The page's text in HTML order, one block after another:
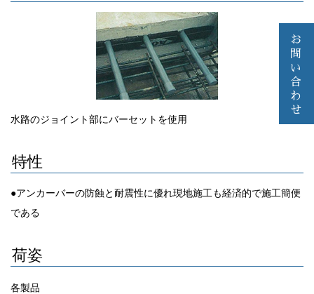
お
問
い
合
わ
せ
水路のジョイント部にバーセットを使用
特性
●アンカーバーの防蝕と耐震性に優れ現地施工も経済的で施工簡便
である
荷姿
各製品